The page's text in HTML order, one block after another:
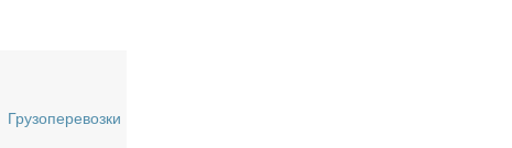
Грузоперевозки